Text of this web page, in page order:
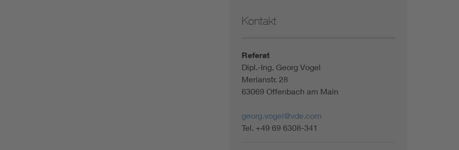
Kontakt
Referat
Dipl.-Ing. Georg Vogel
Merianstr. 28
63069 Offenbach am Main
georg.vogel@vde.com
Tel. +49 69 6308-341